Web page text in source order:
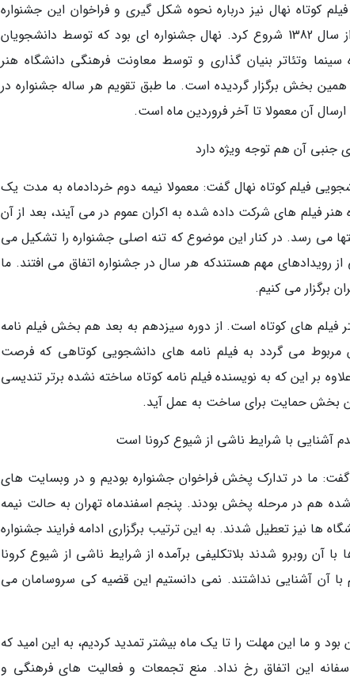
کوتاه نهال نیز درباره نحوه شکل گیری و فراخوان این جشنواره
گفت: جشنواره فیلم کوتاه دانشجویی نهال فعالیتش را از سال 1382 شروع کرد. نهال جشنواره ای بود که توسط دانشجویان
وتئاتر بنیان گذاری و توسط معاونت فرهنگی دانشگاه هنر
همین بخش برگزار گردیده است. ما طبق تقویم هر ساله جشنواره در
آن معمولا تا آخر فروردین ماه است.
جنبی آن هم توجه ویژه دارد
فیلم کوتاه نهال گفت: معمولا نیمه دوم خردادماه به مدت یک
هنر فیلم های شرکت داده شده به اکران عموم در می آیند، بعد از آن
می رسد. در کنار این موضوع که تنه اصلی جشنواره را تشکیل می
مهم هستندکه هر سال در جشنواره اتفاق می افتند. ما
برگزار می کنیم.
های کوتاه است. از دوره سیزدهم به بعد هم بخش فیلم نامه
می گردد به فیلم نامه های دانشجویی کوتاهی که فرصت
بر این که به نویسنده فیلم نامه کوتاه ساخته نشده برتر تندیسی
بخش حمایت برای ساخت به عمل آید.
آشنایی با شرایط ناشی از شیوع کرونا است
ما در تدارک پخش فراخوان جشنواره بودیم و در وبسایت های
هم در مرحله پخش بودند. پنجم اسفندماه تهران به حالت نیمه
ها نیز تعطیل شدند. به این ترتیب برگزاری ادامه فرایند جشنواره
آن روبرو شدند بلاتکلیفی برآمده از شرایط ناشی از شیوع کرونا
آن آشنایی نداشتند. نمی دانستیم این قضیه کی سروسامان می
و ما این مهلت را تا یک ماه بیشتر تمدید کردیم، به این امید که
این اتفاق رخ نداد. منع تجمعات و فعالیت های فرهنگی و